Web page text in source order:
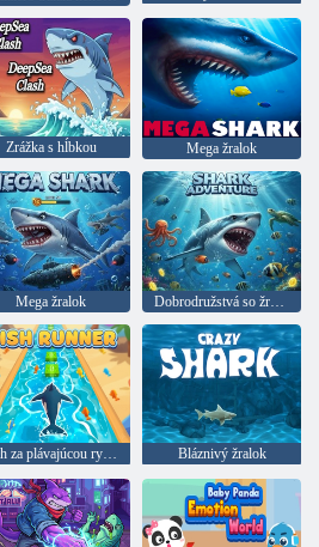
Zrážka s hĺbkou Mega žralok
Mega žralok Dobrodružstvá so žralokmi
Beh za plávajúcou rybou Bláznivý žralok